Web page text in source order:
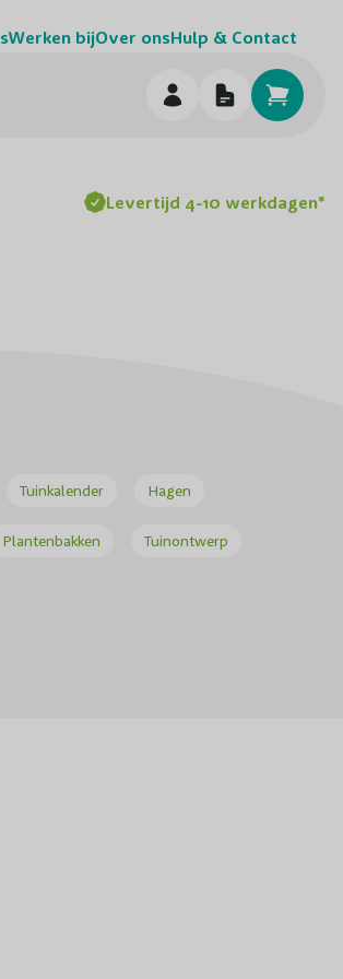
Werken bijOver onsHulp & Contact
Levertijd 4-10 werkdagen*
Tuinkalender Hagen
Plantenbakken Tuinontwerp